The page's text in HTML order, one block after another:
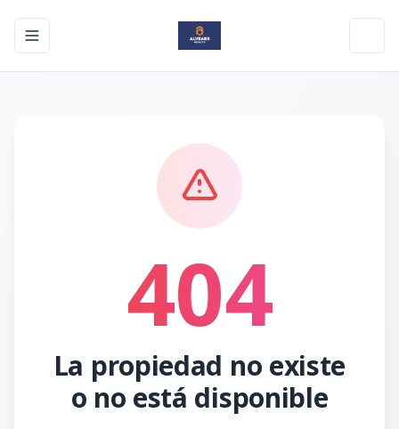
Toggle navigation menu
404
La propiedad no existe
o no está disponible